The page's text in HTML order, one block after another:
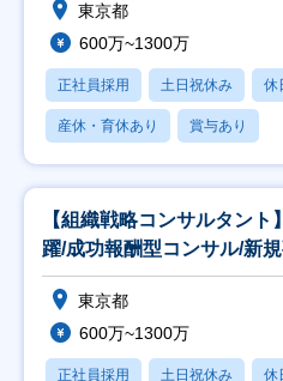
東京都
600万~1300万
正社員採用 土日祝休み 休
産休・育休あり 賞与あり
【組織戦略コンサルタン
躍/成功報酬型コンサル/新
東京都
600万~1300万
正社員採用 土日祝休み 休